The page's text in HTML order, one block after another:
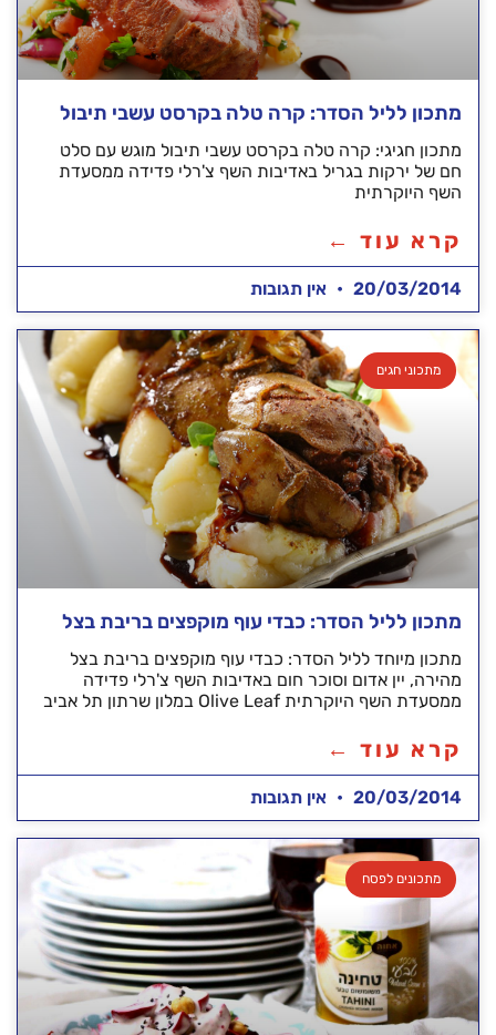
מתכון לליל הסדר: קרה טלה בקרסט עשבי תיבול
מתכון חגיגי: קרה טלה בקרסט עשבי תיבול מוגש עם סלט
חם של ירקות בגריל באדיבות השף צ'רלי פדידה ממסעדת
השף היוקרתית
קרא עוד ←
20/03/2014 אין תגובות
מתכוני חגים
מתכון לליל הסדר: כבדי עוף מוקפצים בריבת בצל
מתכון מיוחד לליל הסדר: כבדי עוף מוקפצים בריבת בצל
מהירה, יין אדום וסוכר חום באדיבות השף צ'רלי פדידה
ממסעדת השף היוקרתית Olive Leaf במלון שרתון תל אביב
קרא עוד ←
20/03/2014 אין תגובות
מתכונים לפסח